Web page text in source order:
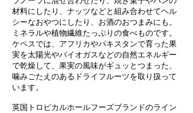
材料にしたり、ナッツなどと組み合わせてヘル
シーなおやつにしたり、お酒のおつまみにも。
ミネラルや植物繊維たっぷりの食べものです。
ケペスでは、アフリカやパキスタンで育った果
実を太陽光やバイオガスなどの自然エネルギー
で乾燥して、果実の風味がギュッとつまった、
噛みごたえのあるドライフルーツを取り扱って
います。
英国トロピカルホールフーズブランドのライン